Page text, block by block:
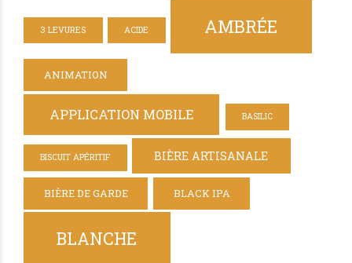
3 LEVURES ACIDE AMBRÉE
ANIMATION
APPLICATION MOBILE BASILIC
BISCUIT APÉRITIF BIÈRE ARTISANALE
BIÈRE DE GARDE BLACK IPA
BLANCHE